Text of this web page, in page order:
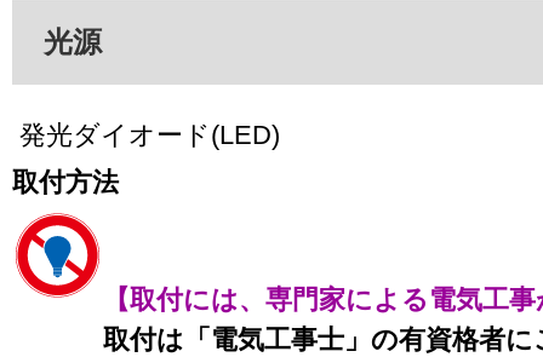
光源
発光ダイオード(LED)
取付方法
【取付には、専門家による電気工
取付は「電気工事士」の有資格者